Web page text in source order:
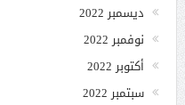
ديسمبر 2022
نوفمبر 2022
أكتوبر 2022
سبتمبر 2022